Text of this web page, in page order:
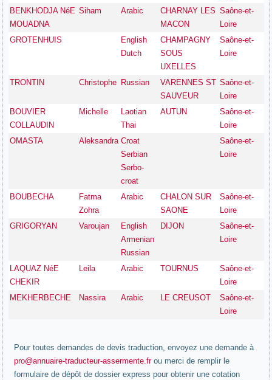
BENKHODJA NéE
MOUADNA
Siham Arabic
CHARNAY LES
MACON
Saône-et-
Loire
GROTENHUIS
English
Dutch
CHAMPAGNY
SOUS
UXELLES
Saône-et-
Loire
TRONTIN Christophe Russian
VARENNES ST
SAUVEUR
Saône-et-
Loire
BOUVIER
COLLAUDIN
Michelle
Laotian
Thai
AUTUN
Saône-et-
Loire
OMASTA
Aleksandra Croat
Serbian
Serbo-
croat
Saône-et-
Loire
BOUBECHA
Fatma
Zohra
Arabic
CHALON SUR
SAONE
Saône-et-
Loire
GRIGORYAN
Varoujan
English
Armenian
Russian
DIJON
Saône-et-
Loire
LAQUAZ NéE
CHEKIR
Leila Arabic TOURNUS
Saône-et-
Loire
MEKHERBECHE
Nassira Arabic LE CREUSOT
Saône-et-
Loire
Pour toutes demandes de devis traduction, envoyez une demande à
pro@annuaire-traducteur-assermente.frou merci de remplir le
formulaire de dépôt de dossier express pour obtenir une cotation